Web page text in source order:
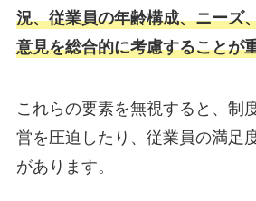
況、従業員の年齢構成、ニーズ
意見を総合的に考慮することが
これらの要素を無視すると、制
営を圧迫したり、従業員の満足
があります。